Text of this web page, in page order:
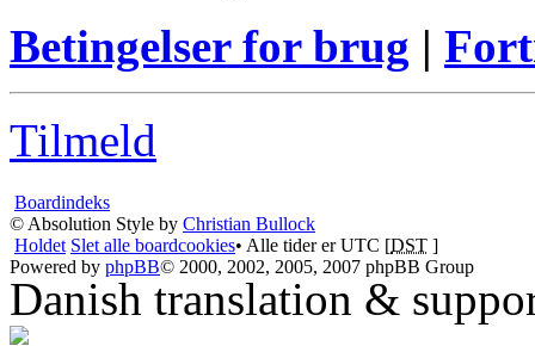
Betingelser for brug |
Tilmeld
Boardindeks
© Absolution Style by Christian Bullock
Holdet Slet alle boardcookies• Alle tider er UTC [DST ]
Powered by phpBB© 2000, 2002, 2005, 2007 phpBB Group
Danish translation &